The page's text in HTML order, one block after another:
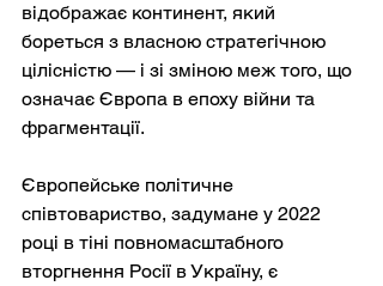
відображає континент, який
бореться з власною стратегічною
цілісністю — і зі зміною меж того, що
означає Європа в епоху війни та
фрагментації.
Європейське політичне
співтовариство, задумане у 2022
році в тіні повномасштабного
вторгнення Росії в Україну, є